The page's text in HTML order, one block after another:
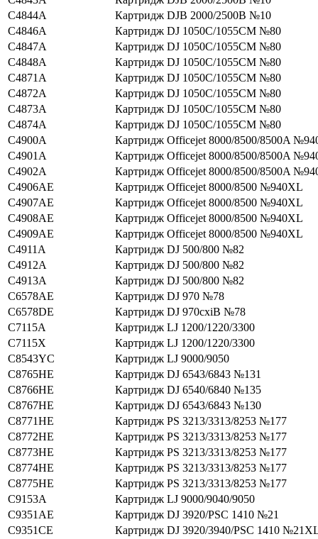
C4844A
Картридж DJВ 2000/2500В №10
C4846A
Картридж DJ 1050C/1055CM №80
C4847A
Картридж DJ 1050C/1055CM №80
C4848A
Картридж DJ 1050C/1055CM №80
C4871A
Картридж DJ 1050C/1055CM №80
C4872A
Картридж DJ 1050C/1055CM №80
C4873A
Картридж DJ 1050C/1055CM №80
C4874A
Картридж DJ 1050C/1055CM №80
C4900A
Картридж Officejet 8000/8500/8500A
C4901A
Картридж Officejet 8000/8500/8500A
C4902A
Картридж Officejet 8000/8500/8500A
C4906AE
Картридж Officejet 8000/8500 №940XL
C4907AE
Картридж Officejet 8000/8500 №940XL
C4908AE
Картридж Officejet 8000/8500 №940XL
C4909AE
Картридж Officejet 8000/8500 №940XL
C4911A
Картридж DJ 500/800 №82
C4912A
Картридж DJ 500/800 №82
C4913A
Картридж DJ 500/800 №82
C6578AE
Картридж DJ 970 №78
C6578DE
Картридж DJ 970cxiВ №78
C7115A
Картридж LJ 1200/1220/3300
C7115X
Картридж LJ 1200/1220/3300
C8543YC
Картридж LJ 9000/9050
C8765HE
Картридж DJ 6543/6843 №131
C8766HE
Картридж DJ 6540/6840 №135
C8767HE
Картридж DJ 6543/6843 №130
C8771HE
Картридж PS 3213/3313/8253 №177
C8772HE
Картридж PS 3213/3313/8253 №177
C8773HE
Картридж PS 3213/3313/8253 №177
C8774HE
Картридж PS 3213/3313/8253 №177
C8775HE
Картридж PS 3213/3313/8253 №177
C9153A
Картридж LJ 9000/9040/9050
C9351AE
Картридж DJ 3920/PSC 1410 №21
C9351CE
Картридж DJ 3920/3940/PSC 1410